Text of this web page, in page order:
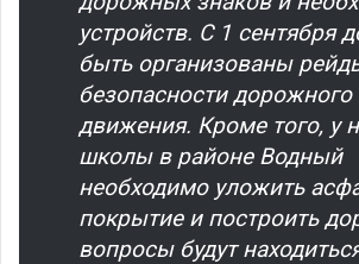
устройств. С 1 сентября
быть организованы
безопасности дорожного
движения. Кроме того, у
школы в районе Водный
необходимо уложить
покрытие и построить
вопросы будут